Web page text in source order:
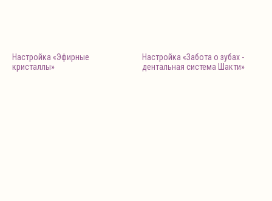
Настройка «Эфирные
кристаллы»
Настройка «Забота о зубах -
дентальная система Шакти»